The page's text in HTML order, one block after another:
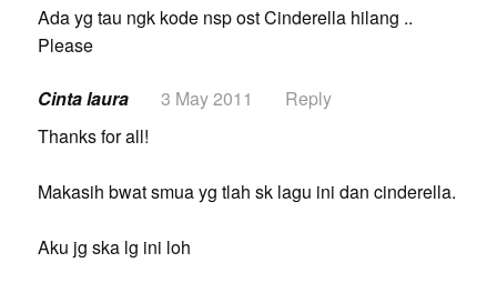
Ada yg tau ngk kode nsp ost Cinderella hilang ..
Please
Cinta laura 3 May 2011
Reply
Thanks for all!
Makasih bwat smua yg tlah sk lagu ini dan cinderella.
Aku jg ska lg ini loh